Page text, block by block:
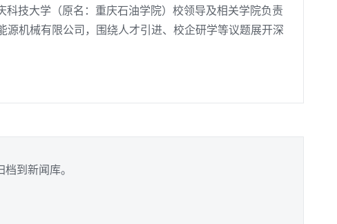
科技大学（原名：重庆石油学院）校领导及相关学院负责
源机械有限公司，围绕人才引进、校企研学等议题展开深
到新闻库。